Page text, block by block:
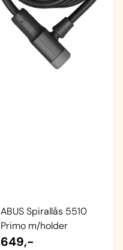
ABUS Spirallås 5510
Primo m/holder
649,-